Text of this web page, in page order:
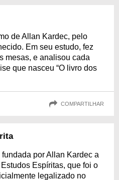
de Allan Kardec, pelo
Em seu estudo, fez
mesas, e analisou cada
que nasceu “O livro dos
COMPARTILHAR
por Allan Kardec a
Espíritas, que foi o
legalizado no